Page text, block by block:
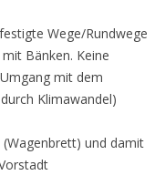
Wege/Rundwege
Bänken. Keine
mit dem
Klimawandel)
(Wagenbrett) und damit